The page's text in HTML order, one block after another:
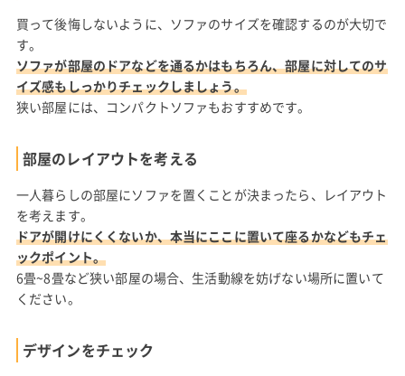
買って後悔しないように、ソファのサイズを確認するのが大切で
す。
ソファが部屋のドアなどを通るかはもちろん、部屋に対してのサ
イズ感もしっかりチェックしましょう。
狭い部屋には、コンパクトソファもおすすめです。
部屋のレイアウトを考える
一人暮らしの部屋にソファを置くことが決まったら、レイアウト
を考えます。
ドアが開けにくくないか、本当にここに置いて座るかなどもチェ
ックポイント。
6畳~8畳など狭い部屋の場合、生活動線を妨げない場所に置いて
ください。
デザインをチェック